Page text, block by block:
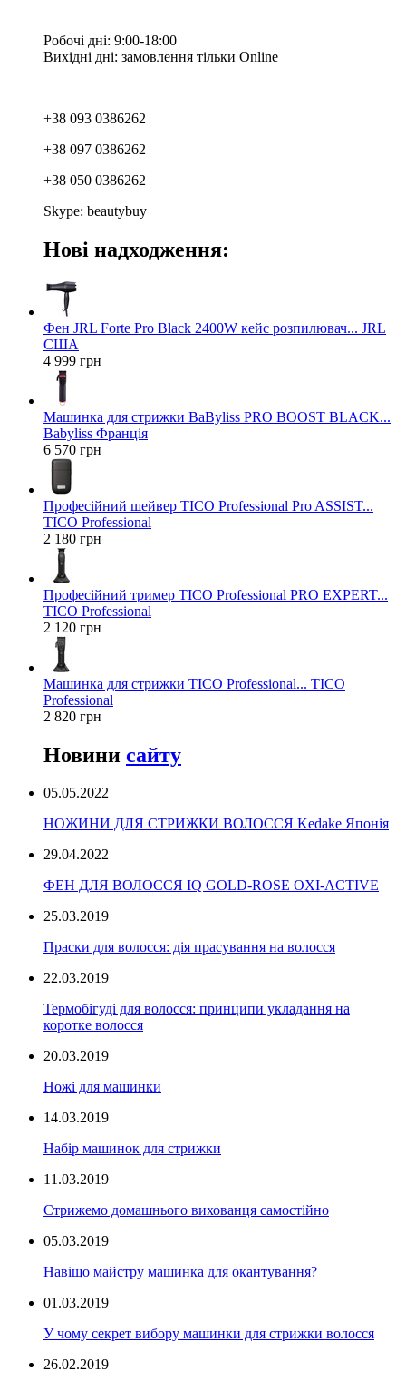
Робочі дні: 9:00-18:00
Вихідні дні: замовлення тільки Online
+38 093 0386262
+38 097 0386262
+38 050 0386262
Skype: beautybuy
Нові надходження:
Фен JRL Forte Pro Black 2400W кейс розпилювач... JRL
США
4 999 грн
Машинка для стрижки BaByliss PRO BOOST BLACK...
Babyliss Франція
6 570 грн
Професійний шейвер TICO Professional Pro ASSIST...
TICO Professional
2 180 грн
Професійний тример TICO Professional PRO EXPERT...
TICO Professional
2 120 грн
Машинка для стрижки TICO Professional... TICO
Professional
2 820 грн
Новини сайту
05.05.2022
НОЖИНИ ДЛЯ СТРИЖКИ ВОЛОССЯ Kedake Японія
29.04.2022
ФЕН ДЛЯ ВОЛОССЯ IQ GOLD-ROSE OXI-ACTIVE
25.03.2019
Праски для волосся: дія прасування на волосся
22.03.2019
Термобігуді для волосся: принципи укладання на
коротке волосся
20.03.2019
Ножі для машинки
14.03.2019
Набір машинок для стрижки
11.03.2019
Стрижемо домашнього вихованця самостійно
05.03.2019
Навіщо майстру машинка для окантування?
01.03.2019
У чому секрет вибору машинки для стрижки волосся
26.02.2019